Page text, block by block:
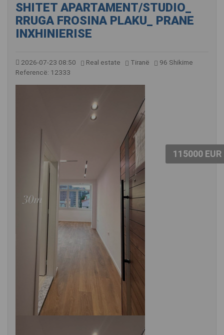
SHITET APARTAMENT/STUDIO_
RRUGA FROSINA PLAKU_ PRANE
INXHINIERISE
2026-07-23 08:50 Real estate Tiranë
96 Shikime
Referencë: 12333
115000 EUR